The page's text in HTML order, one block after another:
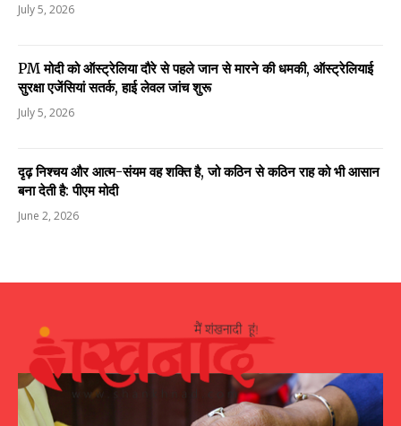
July 5, 2026
PM मोदी को ऑस्ट्रेलिया दौरे से पहले जान से मारने की धमकी, ऑस्ट्रेलियाई
सुरक्षा एजेंसियां सतर्क, हाई लेवल जांच शुरू
July 5, 2026
दृढ़ निश्चय और आत्म-संयम वह शक्ति है, जो कठिन से कठिन राह को भी आसान
बना देती है: पीएम मोदी
June 2, 2026